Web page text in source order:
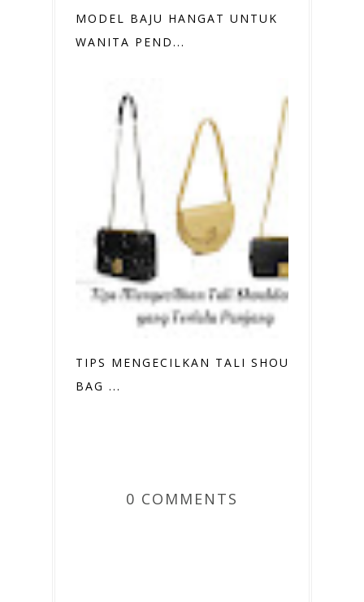
MODEL BAJU HANGAT UNTUK
WANITA PEND...
TIPS MENGECILKAN TALI SHOULDER
BAG ...
0 COMMENTS